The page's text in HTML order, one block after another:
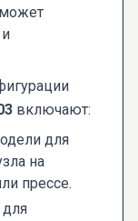
включают:
для
на
прессе.
для